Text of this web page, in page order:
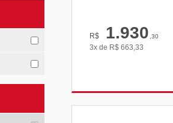
R$ 1.930,30
3x de R$ 663,33